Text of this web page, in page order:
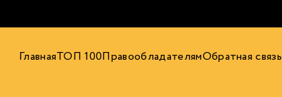
ГлавнаяТОП 100ПравообладателямОбратная связь